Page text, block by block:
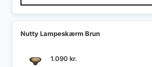
Nutty Lampeskærm Brun
1.090 kr.